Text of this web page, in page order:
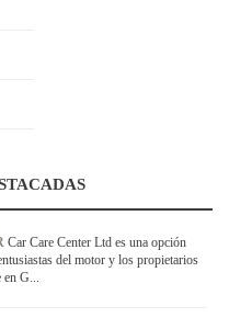
Car Care Center Ltd es una opción
del motor y los propietarios
en G...